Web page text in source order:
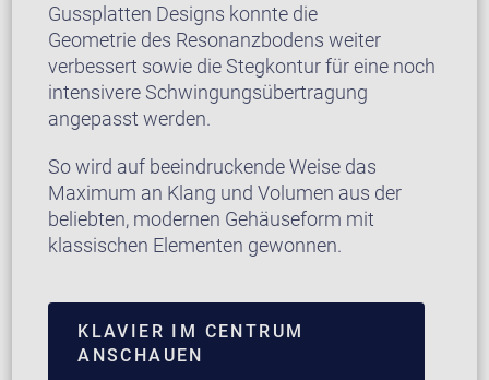
Gussplatten Designs konnte die
Geometrie des Resonanzbodens weiter
verbessert sowie die Stegkontur für eine noch
intensivere Schwingungsübertragung
angepasst werden.
So wird auf beeindruckende Weise das
Maximum an Klang und Volumen aus der
beliebten, modernen Gehäuseform mit
klassischen Elementen gewonnen.
KLAVIER IM CENTRUM
ANSCHAUEN